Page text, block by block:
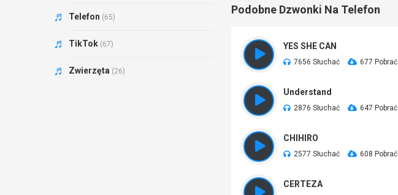
Podobne Dzwonki Na Telefon
YES SHE CAN
7656 Słuchać 677 Pobrać
Understand
2876 Słuchać 647 Pobrać
CHIHIRO
2577 Słuchać 608 Pobrać
CERTEZA
Telefon (65)
TikTok (67)
Zwierzęta (26)